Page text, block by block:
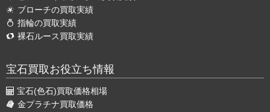
ブローチの買取実績
指輪の買取実績
裸石ルース買取実績
宝石買取お役立ち情報
宝石(色石)買取価格相場
金プラチナ買取価格